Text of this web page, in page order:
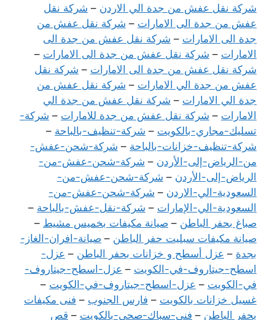
شركة نقل عفش من جدة الي الاردن – شركة نقل
عفش من جدة الى الامارات – شركة نقل عفش من
جدة الى الامارات – شركة نقل عفش من جدة الى
الامارات – شركة نقل عفش من جدة الى الامارات –
شركة نقل عفش من جدة الى الامارات – شركة نقل
عفش من جدة الي الامارات – شركة نقل عفش من
جدة الي الامارات – شركة نقل عفش من جدة الي
الامارات – شركة نقل عفش من جدة للامارات – شركة-
تسليك-مجاري-بالكويت – شركة-تنظيف-بالباحة –
شركة-تنظيف-خزانات-بالباحة – شركة-شحن-عفش-
من-الرياض-إلى-الأردن – شركة-شحن-عفش-من-
الرياض-إلى-الأردن – شركة-شحن-عفش-من-
السعودية-الي-الاردن – شركة-شحن-عفش-من-
السعودية-الي-الإمارات – شركة-نقل-عفش-بالباحة –
صباغ بحفر الباطن – صيانة مكيفات بخميس مشيط –
صيانة مكيفات سبليت حفر الباطن – صيانة-افران-الغاز-
بجدة – عزل أسطح و خزانات بحفر الباطن – عزل-
اسطح-جيتاروف-في-الكويت – عزل-اسطح-جيتاروف-
في-الكويت – عزل-اسطح-جيتاروف-في-الكويت –
غسيل خزانات بالكويت – فارس الجنوب – فنى مكيفات
بحفر الباطن – فنى-سباك-صحى-بالكويت – قص